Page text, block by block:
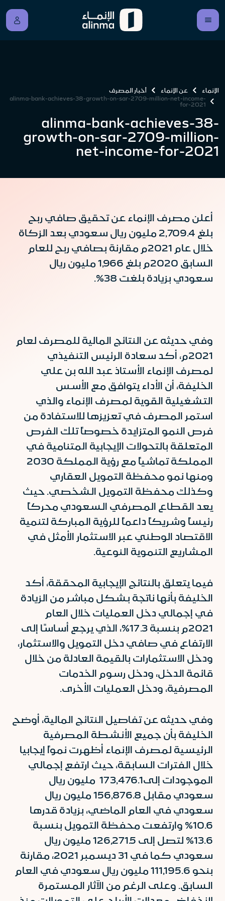
الإنماء عن الإنماء
أخبار المصرف
alinma-bank-achieves-38-growth-on-sar-2709-million-net-income-
for-2021
alinma-bank-achieves-38-
growth-on-sar-2709-million-
net-income-for-2021
أعلن مصرف الإنماء عن تحقيق صافي ربح
بلغ 2,709.4 مليون ريال سعودي بعد الزكاة
خلال عام 2021م مقارنة بصافي ربح للعام
السابق 2020م بلغ 1,966 مليون ريال
سعودي بزيادة بلغت 38%.
وفي حديثه عن النتائج المالية للمصرف لعام
2021م، أكد سعادة الرئيس التنفيذي
لمصرف الإنماء الأستاذ عبد الله بن علي
الخليفة، أن الأداء يتوافق مع الأسس
التشغيلية القوية لمصرف الإنماء والذي
استمر المصرف في تعزيزها للاستفادة من
فرص النمو المتزايدة خصوصاً تلك الفرص
المتعلقة بالتحولات الإيجابية المتنامية في
المملكة تماشياً مع رؤية المملكة 2030
ومنها نمو محفظة التمويل العقاري
وكذلك محفظة التمويل الشخصي. حيث
يعد القطاع المصرفي السعودي محركاً
رئيساً وشريكاً داعماً للرؤية المباركة لتنمية
الاقتصاد الوطني عبر الاستثمار الأمثل في
المشاريع التنموية النوعية.
فيما يتعلق بالنتائج الإيجابية المحققة، أكد
الخليفة بأنها ناتجة بشكل مباشر من الزيادة
في إجمالي دخل العمليات خلال العام
2021م بنسبة 17.3%، الذي يرجع أساسًا إلى
الارتفاع في صافي دخل التمويل والاستثمار،
ودخل الاستثمارات بالقيمة العادلة من خلال
قائمة الدخل، ودخل رسوم الخدمات
المصرفية، ودخل العمليات الأخرى.
وفي حديثه عن تفاصيل النتائج المالية، أوضح
الخليفة بأن جميع الأنشطة المصرفية
الرئيسية لمصرف الإنماء أظهرت نمواً إيجابيا
خلال الفترات السابقة، حيث ارتفع إجمالي
الموجودات إلى173,476.1 مليون ريال
سعودي مقابل 156,876.8 مليون ريال
سعودي في العام الماضي، بزيادة قدرها
10.6% وارتفعت محفظة التمويل بنسبة
13.6% لتصل إلى 126,271.5 مليون ريال
سعودي كما في 31 ديسمبر 2021، مقارنة
بنحو 111,195.6 مليون ريال سعودي في العام
السابق. وعلى الرغم من الآثار المستمرة